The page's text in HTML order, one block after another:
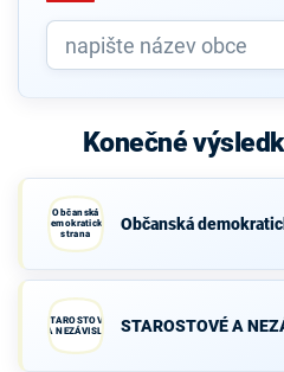
Konečné
Občanská
demokratická
strana
Občanská
STAROSTOVÉ
A NEZÁVISLÍ
STAROSTOVÉ A